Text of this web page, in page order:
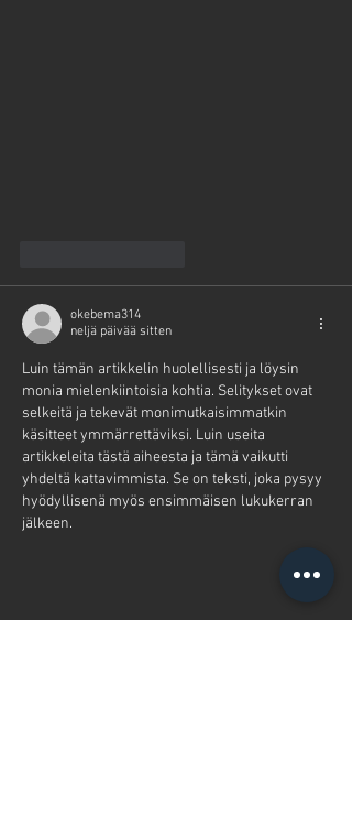
okebema314
neljä päivää sitten
Luin tämän artikkelin huolellisesti ja löysin
monia mielenkiintoisia kohtia. Selitykset ovat
selkeitä ja tekevät monimutkaisimmatkin
käsitteet ymmärrettäviksi. Luin useita
artikkeleita tästä aiheesta ja tämä vaikutti
yhdeltä kattavimmista. Se on teksti, joka pysyy
hyödyllisenä myös ensimmäisen lukukerran
jälkeen.